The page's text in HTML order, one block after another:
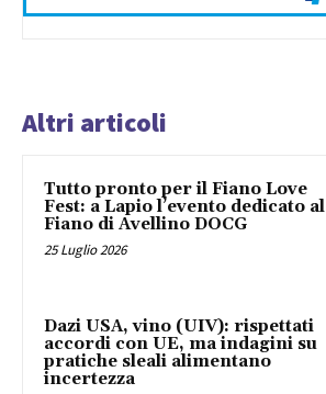
Altri articoli
Tutto pronto per il Fiano Love
Fest: a Lapio l’evento dedicato al
Fiano di Avellino DOCG
25 Luglio 2026
Dazi USA, vino (UIV): rispettati
accordi con UE, ma indagini su
pratiche sleali alimentano
incertezza